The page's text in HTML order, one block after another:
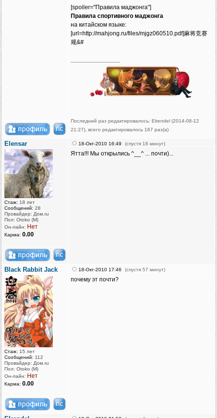
[spoiler="Правила маджонга"]
Правила спортивного маджонга
на китайском языке:
[url=http://mahjong.ru/files/mjgz060510.pdf]麻将竞赛
规&#
Последний раз редактировалось: Elrendel (2014-08-12
21:27), всего редактировалось 167 раз(а)
Elensar
Стаж: 18 лет
Сообщений: 28
Провайдер: Дом.ru
Пол: Otoko (M)
Он-лайн: Нет
Карма: 0.00
18-Окт-2010 16:49 (спустя 18 минут)
Ятта!!! Мы открылись ^__^ ... почти)...
Black Rabbit Jack
Стаж: 15 лет
Сообщений: 112
Провайдер: Дом.ru
Пол: Otoko (M)
Он-лайн: Нет
Карма: 0.00
18-Окт-2010 17:46 (спустя 57 минут)
почему эт почти?